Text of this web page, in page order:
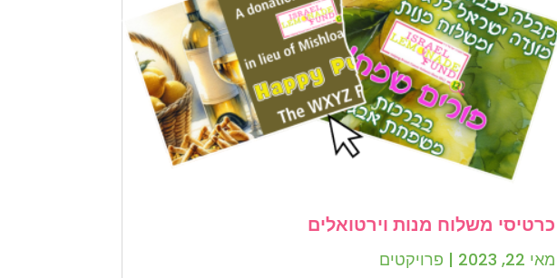
כרטיסי משלוח מנות וירטואלים
מאי 22, 2023 | פרויקטים